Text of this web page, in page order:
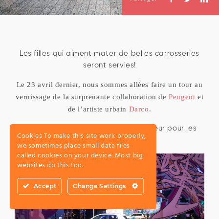
Les filles qui aiment mater de belles carrosseries
seront servies!
Le 23 avril dernier, nous sommes allées faire un tour au
vernissage de la surprenante collaboration dePeugeot et
de l’artiste urbain Darco.
« Urban Life in Colors », un pur bonheur pour les
pupilles!
Cookies To make this site work properly,
we sometimes place small data files
called cookies on your device. Most big
websites do this too.
Accept Change Settings